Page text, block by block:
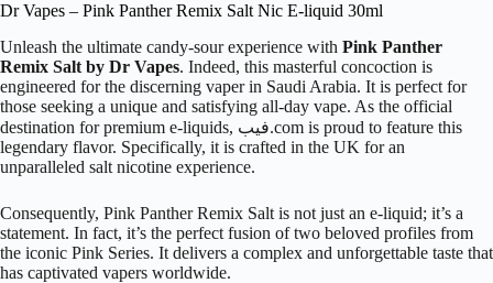
Dr Vapes – Pink Panther Remix Salt Nic E-liquid 30ml
Unleash the ultimate candy-sour experience with Pink Panther
Remix Salt by Dr Vapes. Indeed, this masterful concoction is
engineered for the discerning vaper in Saudi Arabia. It is perfect for
those seeking a unique and satisfying all-day vape. As the official
destination for premium e-liquids, فيب.com is proud to feature this
legendary flavor. Specifically, it is crafted in the UK for an
unparalleled salt nicotine experience.
Consequently, Pink Panther Remix Salt is not just an e-liquid; it’s a
statement. In fact, it’s the perfect fusion of two beloved profiles from
the iconic Pink Series. It delivers a complex and unforgettable taste that
has captivated vapers worldwide.